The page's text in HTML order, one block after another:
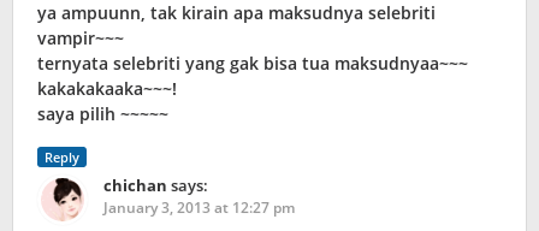
ya ampuunn, tak kirain apa maksudnya selebriti
vampir~~~
ternyata selebriti yang gak bisa tua maksudnyaa~~~
kakakakaaka~~~!
saya pilih ~~~~~
Reply
chichan says:
January 3, 2013 at 12:27 pm